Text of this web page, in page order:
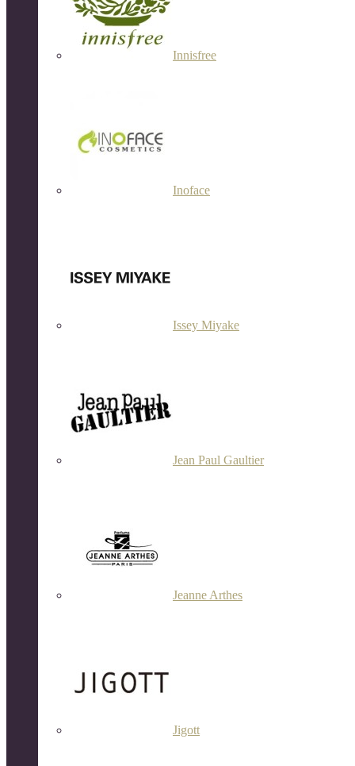
Innisfree
Inoface
Issey Miyake
Jean Paul Gaultier
Jeanne Arthes
Jigott